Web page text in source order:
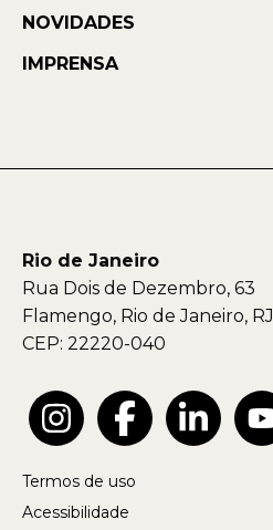
NOVIDADES
IMPRENSA
Rio de Janeiro
Rua Dois de Dezembro, 63
Flamengo, Rio de Janeiro, RJ
CEP: 22220-040
Termos de uso
Acessibilidade